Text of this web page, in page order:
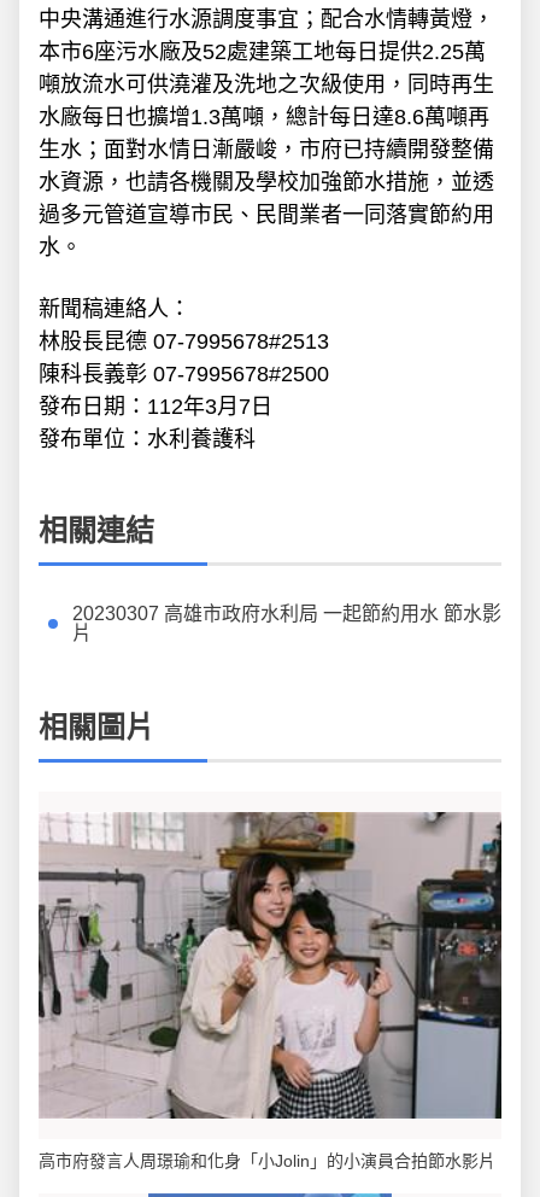
中央溝通進行水源調度事宜；配合水情轉黃燈，
本市6座污水廠及52處建築工地每日提供2.25萬
噸放流水可供澆灌及洗地之次級使用，同時再生
水廠每日也擴增1.3萬噸，總計每日達8.6萬噸再
生水；面對水情日漸嚴峻，市府已持續開發整備
水資源，也請各機關及學校加強節水措施，並透
過多元管道宣導市民、民間業者一同落實節約用
水。
新聞稿連絡人：
林股長昆德 07-7995678#2513
陳科長義彰 07-7995678#2500
發布日期：112年3月7日
發布單位：水利養護科
相關連結
20230307 高雄市政府水利局 一起節約用水 節水影
片
相關圖片
高市府發言人周璟瑜和化身「小Jolin」的小演員合拍節水影片